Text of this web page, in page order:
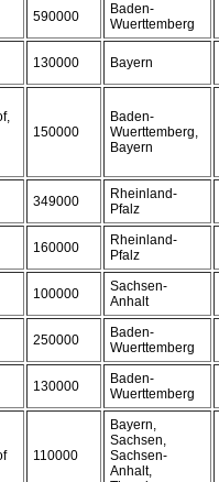
590000
Baden-
Wuerttemberg
130000 Bayern
150000
Baden-
Wuerttemberg,
Bayern
349000
Rheinland-
Pfalz
160000
Rheinland-
Pfalz
100000
Sachsen-
Anhalt
250000
Baden-
Wuerttemberg
130000
Baden-
Wuerttemberg
110000
Bayern,
Sachsen,
Sachsen-
Anhalt,